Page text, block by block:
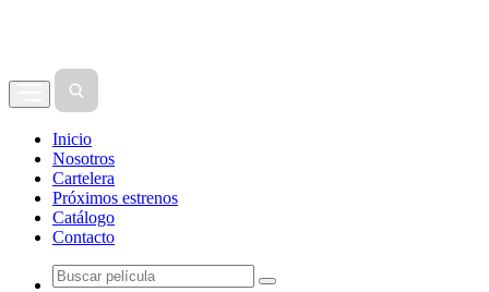
Inicio
Nosotros
Cartelera
Próximos estrenos
Catálogo
Contacto